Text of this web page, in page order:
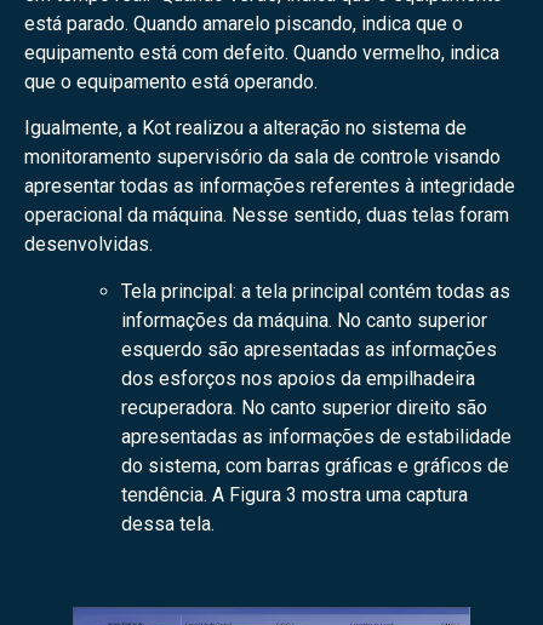
está parado. Quando amarelo piscando, indica que o
equipamento está com defeito. Quando vermelho, indica
que o equipamento está operando.
Igualmente, a Kot realizou a alteração no sistema de
monitoramento supervisório da sala de controle visando
apresentar todas as informações referentes à integridade
operacional da máquina. Nesse sentido, duas telas foram
desenvolvidas.
Tela principal: a tela principal contém todas as
informações da máquina. No canto superior
esquerdo são apresentadas as informações
dos esforços nos apoios da empilhadeira
recuperadora. No canto superior direito são
apresentadas as informações de estabilidade
do sistema, com barras gráficas e gráficos de
tendência. A Figura 3 mostra uma captura
dessa tela.